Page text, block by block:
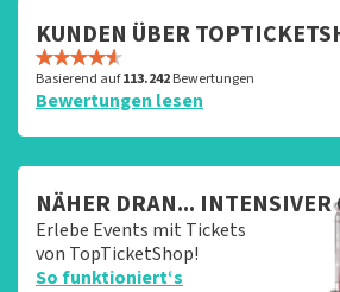
KUNDEN ÜBER
Basierend auf113.242Bewertungen
Bewertungen lesen
NÄHER DRAN... INTENSIVER
Erlebe Events mit Tickets
von TopTicketShop!
So funktioniert‘s